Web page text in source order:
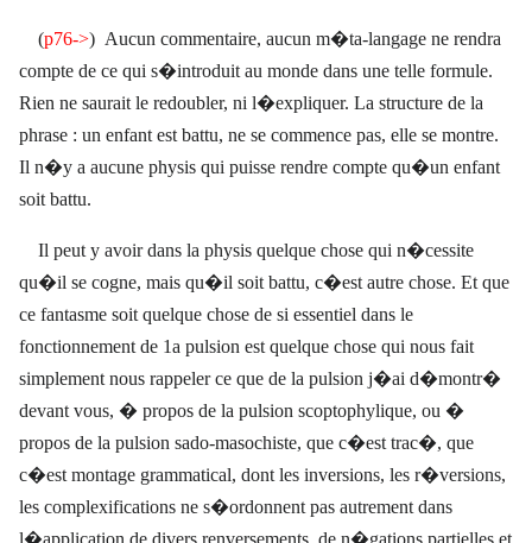
(p76->) Aucun commentaire, aucun m�ta-langage ne rendra
compte de ce qui s�introduit au monde dans une telle formule.
Rien ne saurait le redoubler, ni l�expliquer. La structure de la
phrase : un enfant est battu, ne se commence pas, elle se montre.
Il n�y a aucune physis qui puisse rendre compte qu�un enfant
soit battu.
Il peut y avoir dans la physis quelque chose qui n�cessite
qu�il se cogne, mais qu�il soit battu, c�est autre chose. Et que
ce fantasme soit quelque chose de si essentiel dans le
fonctionnement de 1a pulsion est quelque chose qui nous fait
simplement nous rappeler ce que de la pulsion j�ai d�montr�
devant vous, � propos de la pulsion scoptophylique, ou �
propos de la pulsion sado-masochiste, que c�est trac�, que
c�est montage grammatical, dont les inversions, les r�versions,
les complexifications ne s�ordonnent pas autrement dans